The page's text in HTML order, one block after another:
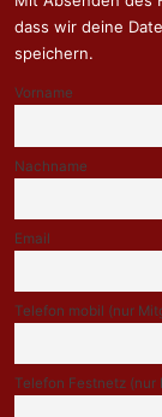
dass wir deine
speichern.
Vorname
Nachname
Email
Telefon mobil (nur
Telefon Festnetz (nur